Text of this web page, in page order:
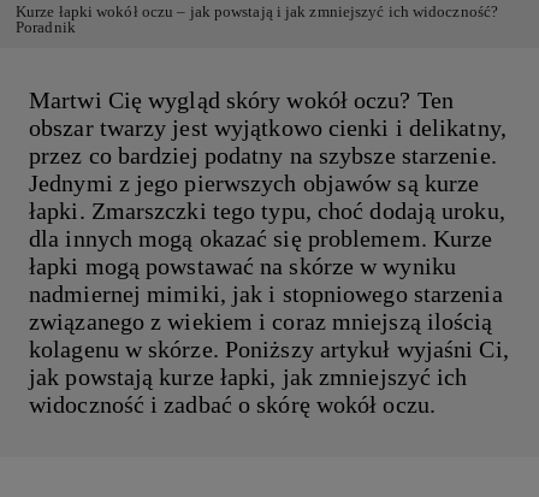
Kurze łapki wokół oczu – jak powstają i jak zmniejszyć ich widoczność?
Poradnik
Martwi Cię wygląd skóry wokół oczu? Ten
obszar twarzy jest wyjątkowo cienki i delikatny,
przez co bardziej podatny na szybsze starzenie.
Jednymi z jego pierwszych objawów są kurze
łapki. Zmarszczki tego typu, choć dodają uroku,
dla innych mogą okazać się problemem. Kurze
łapki mogą powstawać na skórze w wyniku
nadmiernej mimiki, jak i stopniowego starzenia
związanego z wiekiem i coraz mniejszą ilością
kolagenu w skórze. Poniższy artykuł wyjaśni Ci,
jak powstają kurze łapki, jak zmniejszyć ich
widoczność i zadbać o skórę wokół oczu.